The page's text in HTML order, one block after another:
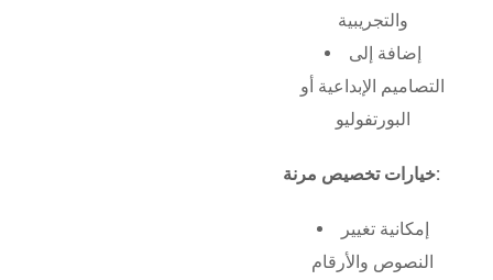
والتجريبية
إضافة إلى
التصاميم الإبداعية أو
البورتفوليو
خيارات تخصيص مرنة:
إمكانية تغيير
النصوص والأرقام